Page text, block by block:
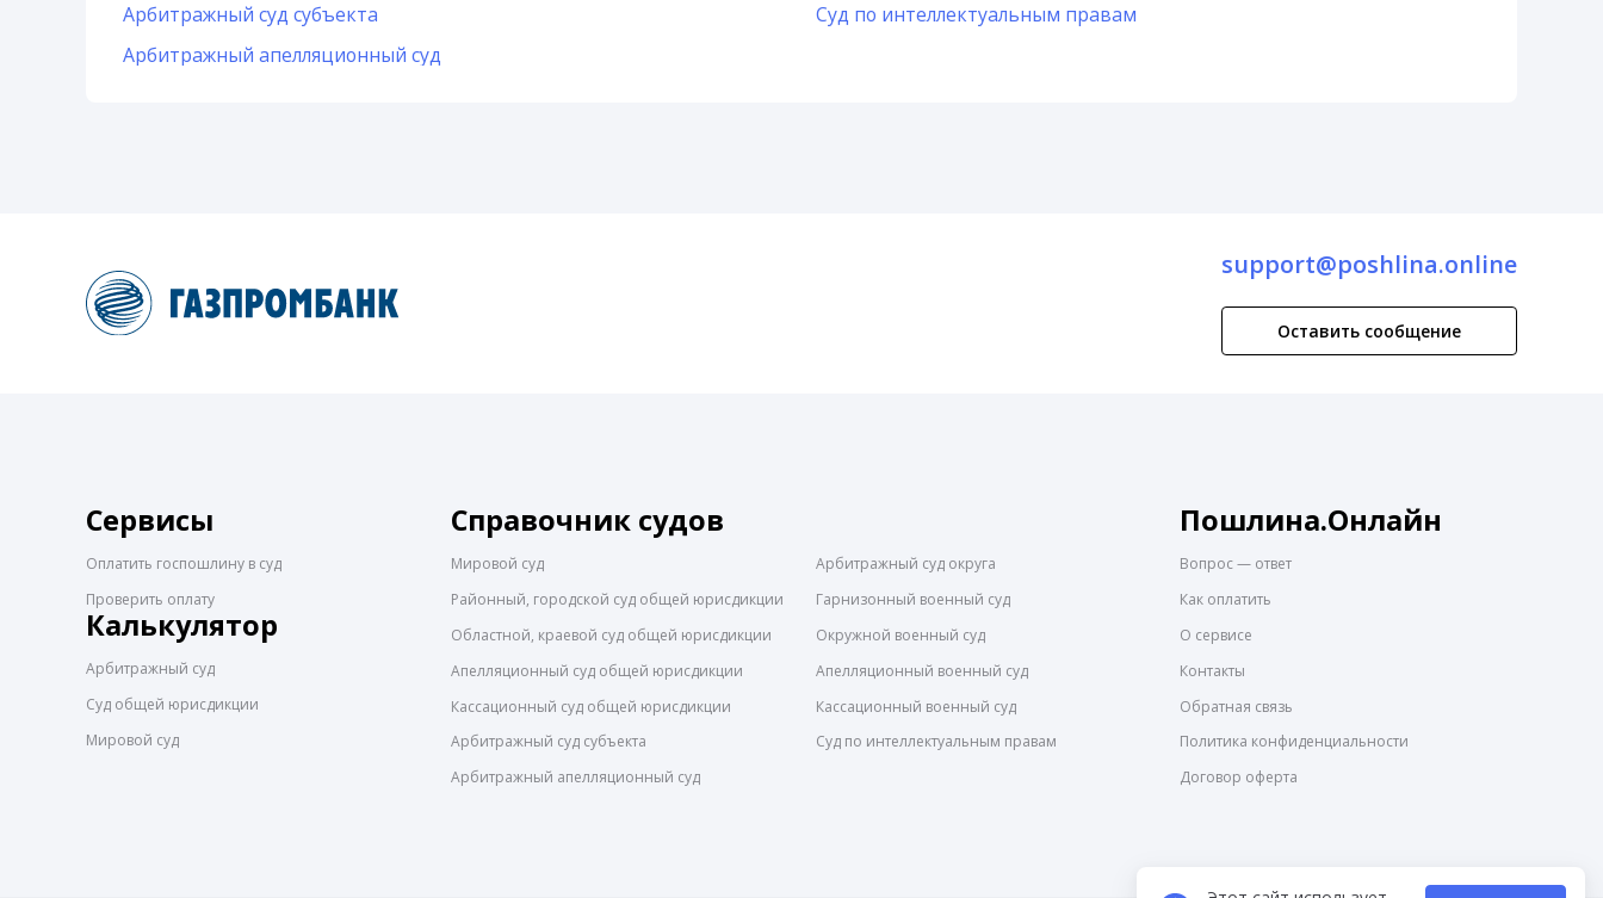
Арбитражный суд субъекта
Арбитражный апелляционный суд
Суд по интеллектуальным правам
support@poshlina.online
Оставить сообщение
Сервисы
Оплатить госпошлину в суд
Проверить оплату
Калькулятор
Арбитражный суд
Суд общей юрисдикции
Мировой суд
Справочник судов
Мировой суд
Районный, городской суд общей юрисдикции
Областной, краевой суд общей юрисдикции
Апелляционный суд общей юрисдикции
Кассационный суд общей юрисдикции
Арбитражный суд субъекта
Арбитражный апелляционный суд
Арбитражный суд округа
Гарнизонный военный суд
Окружной военный суд
Апелляционный военный суд
Кассационный военный суд
Суд по интеллектуальным правам
Пошлина.Онлайн
Вопрос — ответ
Как оплатить
О сервисе
Контакты
Обратная связь
Политика конфиденциальности
Договор оферта